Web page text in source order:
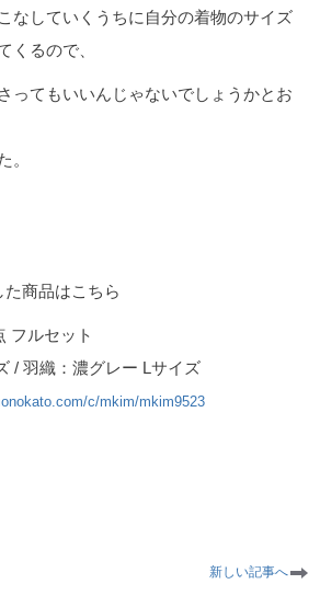
なしていくうちに自分の着物のサイズ
くるので、
ってもいいんじゃないでしょうかとお
。
商品はこちら
フルセット
/ 羽織：濃グレー Lサイズ
c/mkim/mkim9523
新しい記事へ